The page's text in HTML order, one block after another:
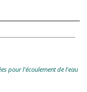
pour l'écoulement de l'eau